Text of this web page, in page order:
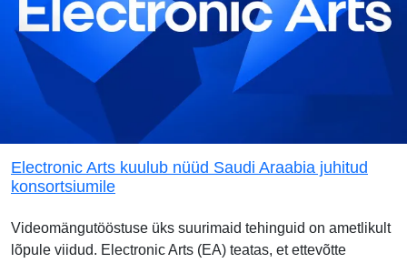
Electronic Arts kuulub nüüd Saudi Araabia juhitud
konsortsiumile
Videomängutööstuse üks suurimaid tehinguid on ametlikult
lõpule viidud. Electronic Arts (EA) teatas, et ettevõtte